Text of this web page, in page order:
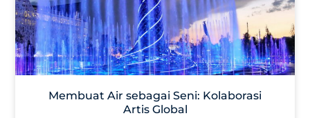
Membuat Air sebagai Seni: Kolaborasi
Artis Global